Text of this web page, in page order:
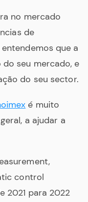
no mercado
de
que a
seu mercado, e
do seu sector.
é muito
a ajudar a
control
2021 para 2022